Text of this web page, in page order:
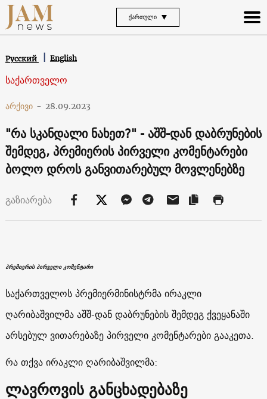
ᲥᲐᲠᲗᲣᲚᲘ
Русский English
საქართველო
არქივი - 28.09.2023
"რა სკანდალი ნახეთ?" - აშშ-დან დაბრუნების
შემდეგ, პრემიერის პირველი კომენტარები
ბოლო დროს განვითარებულ მოვლენებზე
გაზიარება
პრემიერის პირველი კომენტარი
საქართველოს პრემიერმინისტრმა ირაკლი
ღარიბაშვილმა აშშ-დან დაბრუნების შემდეგ ქვეყანაში
არსებულ ვითარებაზე პირველი კომენტარები გააკეთა.
რა თქვა ირაკლი ღარიბაშვილმა:
ლავროვის განცხადებაზე